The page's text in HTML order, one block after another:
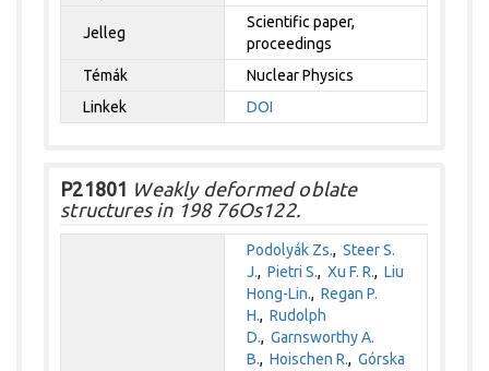
Jelleg
Scientific paper,
proceedings
Témák
Nuclear Physics
Linkek
DOI
P21801 Weakly deformed oblate
structures in 198 76Os122.
Podolyák Zs.,Steer S.
J.,Pietri S.,Xu F. R.,Liu
Hong-Lin.,Regan P.
H.,Rudolph
D.,Garnsworthy A.
B.,Hoischen R.,Górska